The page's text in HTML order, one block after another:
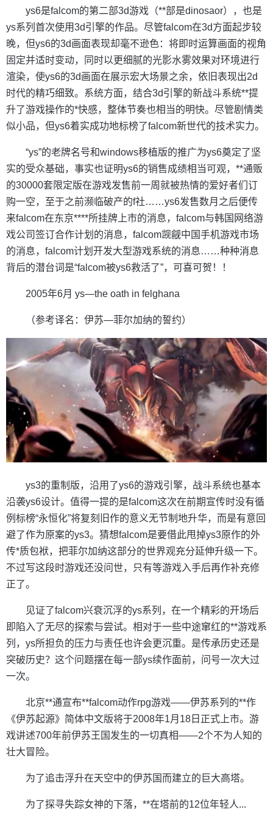
ys6是falcom的第二部3d游戏（**部是dinosaor），也是
ys系列首次使用3d引擎的作品。尽管falcom在3d方面起步较
晚，但ys6的3d画面表现却毫不逊色：将即时运算画面的视角
固定并适时变动，同时以更细腻的光影水雾效果对环境进行
渲染，使ys6的3d画面在展示宏大场景之余，依旧表现出2d
时代的精巧细致。系统方面，结合3d引擎的新战斗系统**提
升了游戏操作的*快感，整体节奏也相当的明快。尽管剧情类
似小品，但ys6着实成功地标榜了falcom新世代的技术实力。
“ys”的老牌名号和windows移植版的推广为ys6奠定了坚
实的受众基础，事实也证明ys6的销售成绩相当可观，**通贩
的30000套限定版在游戏发售前一周就被热情的爱好者们订
购一空，至于之前濒临破产的f社……ys6发售数月之后便传
来falcom在东京****所挂牌上市的消息，falcom与韩国网络游
戏公司签订合作计划的消息，falcom觊觎中国手机游戏市场
的消息，falcom计划开发大型游戏系统的消息……种种消息
背后的潜台词是“falcom被ys6救活了”，可喜可贺！！
2005年6月 ys—the oath in felghana
（参考译名：伊苏—菲尔加纳的誓约）
ys3的重制版，沿用了ys6的游戏引擎，战斗系统也基本
沿袭ys6设计。值得一提的是falcom这次在前期宣传时没有循
例标榜“永恒化”将复刻旧作的意义无节制地升华，而是有意回
避了作为原案的ys3。猜想falcom是要借此甩掉ys3原作的外
传*质包袱，把菲尔加纳这部分的世界观充分延伸升级一下。
不过写这段时游戏还没问世，只有等游戏入手后再作补充修
正了。
见证了falcom兴衰沉浮的ys系列，在一个精彩的开场后
即陷入了无尽的探索与尝试。相对于一些中途窜红的**游戏系
列，ys所担负的压力与责任也许会更沉重。是传承历史还是
突破历史？这个问题摆在每一部ys续作面前，问号一次大过
一次。
北京**通宣布**falcom动作rpg游戏——伊苏系列的**作
《伊苏起源》简体中文版将于2008年1月18日正式上市。游
戏讲述700年前伊苏王国发生的一切真相——2个不为人知的
壮大冒险。
为了追击浮升在天空中的伊苏国而建立的巨大高塔。
为了探寻失踪女神的下落，**在塔前的12位年轻人...